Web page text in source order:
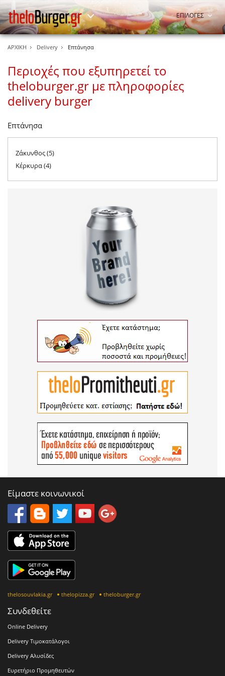
ΕΠΙΛΟΓΕΣ
ΑΡΧΙΚΗ Delivery Επτάνησα
Περιοχές που εξυπηρετεί το
theloburger.gr με πληροφορίες
delivery burger
Επτάνησα
Ζάκυνθος (5)
Κέρκυρα (4)
Είμαστε κοινωνικοί
thelosouvlakia.gr thelopizza.gr theloburger.gr
Συνδεθείτε
Online Delivery
Delivery Τιμοκατάλογοι
Delivery Αλυσίδες
Ευρετήριο Προμηθευτών